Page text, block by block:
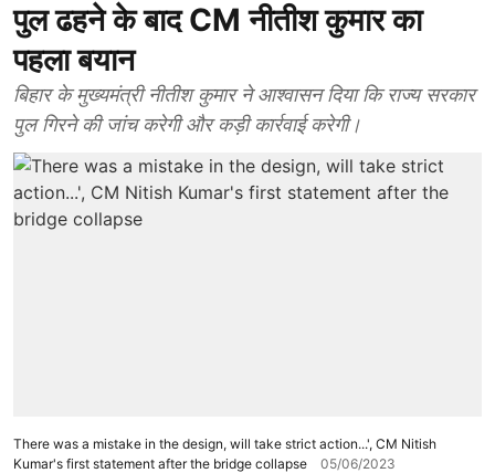
पुल ढहने के बाद CM नीतीश कुमार का
पहला बयान
बिहार के मुख्यमंत्री नीतीश कुमार ने आश्वासन दिया कि राज्य सरकार
पुल गिरने की जांच करेगी और कड़ी कार्रवाई करेगी।
There was a mistake in the design, will take strict action...', CM Nitish
Kumar's first statement after the bridge collapse
05/06/2023